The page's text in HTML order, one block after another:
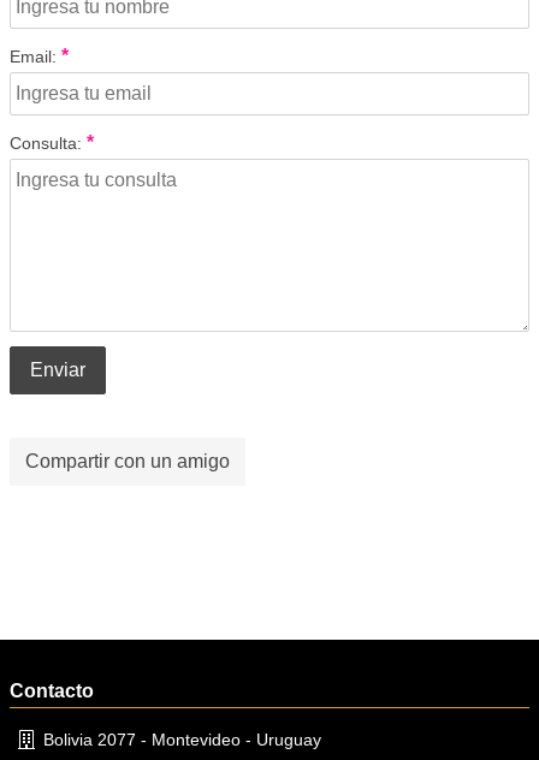
Email: *
Consulta: *
Enviar
Compartir con un amigo
Contacto
Bolivia 2077 - Montevideo - Uruguay